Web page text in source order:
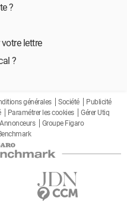
?
lettre
?
générales Société
Publicité
Paramétrer les cookies
Gérer Utiq
Annonceurs
Groupe Figaro